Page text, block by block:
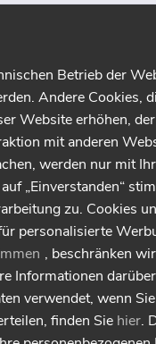
Betrieb der
Andere Cookies,
Website erhöhen, der
mit anderen
werden nur mit
„Einverstanden“
zu. Cookies
personalisierte
, beschränken
Informationen
verwendet, wenn
finden Sie hier.